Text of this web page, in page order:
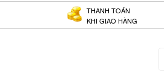
THANH TOÁN
KHI GIAO HÀNG